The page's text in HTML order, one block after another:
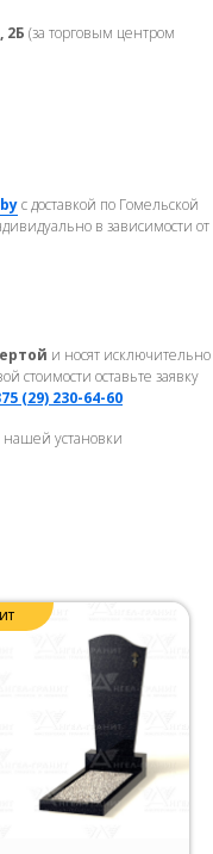
2Б (за торговым центром
с доставкой по Гомельской
в зависимости от
и носят исключительно
стоимости оставьте заявку
(29) 230-64-60
установки